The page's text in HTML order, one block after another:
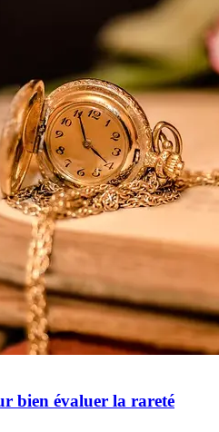
bien évaluer la rareté